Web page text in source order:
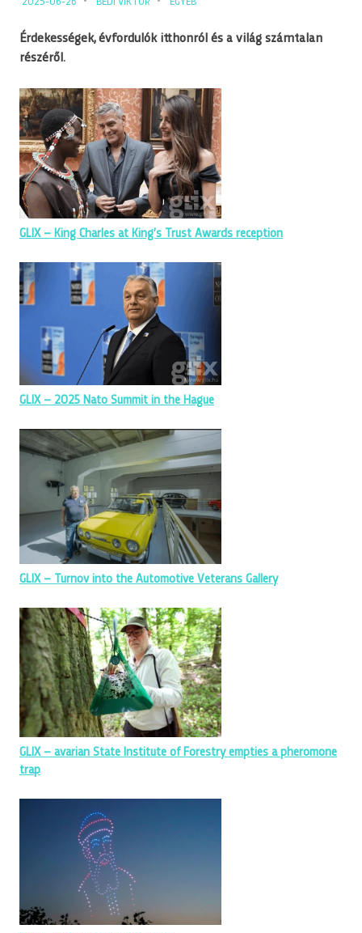
2025-06-26 BEDI VIKTOR EGYÉB
Érdekességek, évfordulók itthonról és a világ számtalan
részéről.
GLIX – King Charles at King’s Trust Awards reception
GLIX – 2025 Nato Summit in the Hague
GLIX – Turnov into the Automotive Veterans Gallery
GLIX – avarian State Institute of Forestry empties a pheromone
trap